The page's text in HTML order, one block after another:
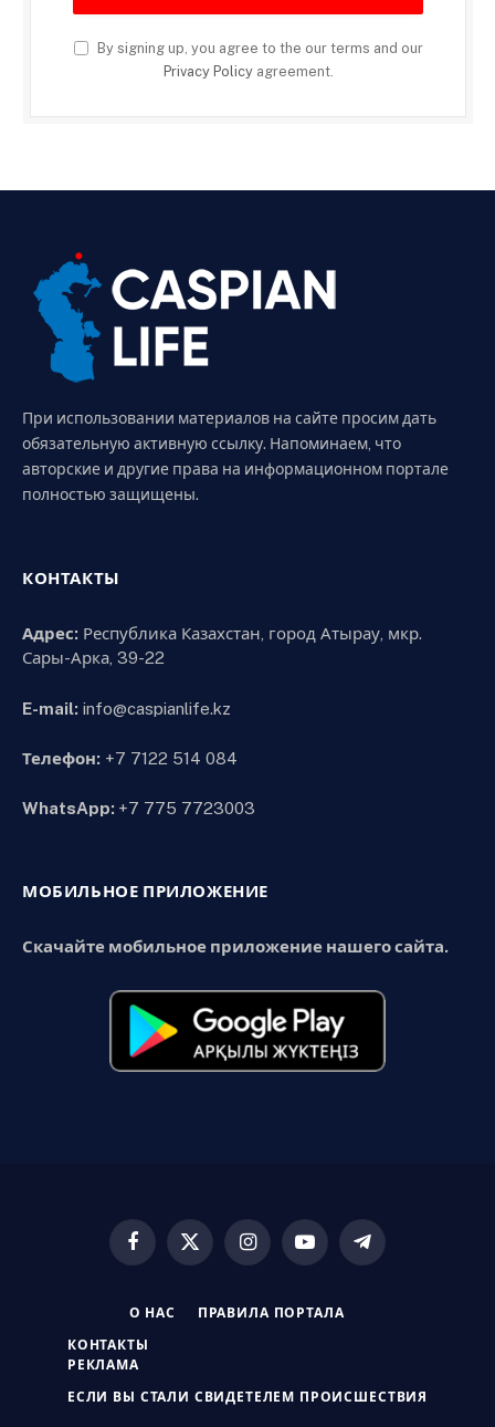
By signing up, you agree to the our terms and our
Privacy Policyagreement.
При использовании материалов на сайте просим дать
обязательную активную ссылку. Напоминаем, что
авторские и другие права на информационном портале
полностью защищены.
КОНТАКТЫ
Адрес: Республика Казахстан, город Атырау, мкр.
Сары-Арка, 39-22
E-mail: info@caspianlife.kz
Телефон: +7 7122 514 084
WhatsApp: +7 775 7723003
МОБИЛЬНОЕ ПРИЛОЖЕНИЕ
Скачайте мобильное приложение нашего сайта.
Facebook
X
InstagramYouTubeTelegram
О НАС ПРАВИЛА ПОРТАЛА
КОНТАКТЫ
РЕКЛАМА
ЕСЛИ ВЫ СТАЛИ СВИДЕТЕЛЕМ ПРОИСШЕСТВИЯ